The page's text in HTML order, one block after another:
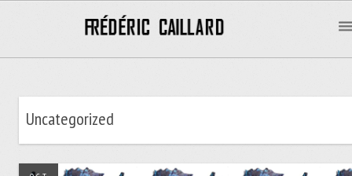
Uncategorized